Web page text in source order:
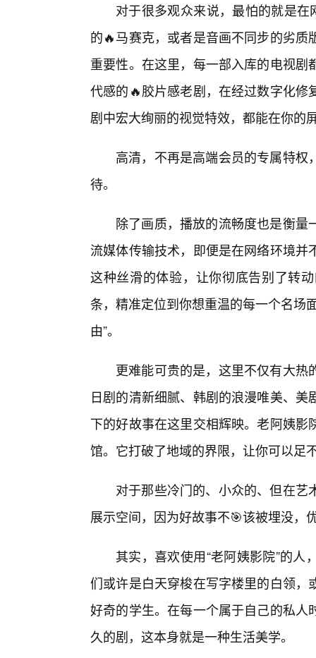
对于很多观众来说，最怕的就是在
的🔥马赛克，或者是音画不同步的劣
重要性。在这里，每一部入库的电视
代感的🔥胶片感老剧，在经过数字化
剧中宏大绚丽的视觉特效，都能在你的
高清，不再是高端会员的专属特
待。
除了画质，播放的流畅度也是衡
流媒体传输技术，即便是在网络环境
这种丝滑的体验，让你彻底告别了转
条，精准定位到你想重温的每一个名场
由”。
更难能可贵的是，这里不仅有大
日剧的清新细腻、韩剧的浪漫唯美、
下的好故事在这里交相辉映。老阿姨
馆。它打破了地域的界限，让你可以足
对于那些冷门的、小众的、但在
展示空间，因为好故事不🎯该被埋没，
其实，喜欢使用“老阿姨影院”的
们或许是白天穿梭在写字楼里的白领
好奇的学生。在每一个属于自己的私
久的剧，这本身就是一种生活美学。